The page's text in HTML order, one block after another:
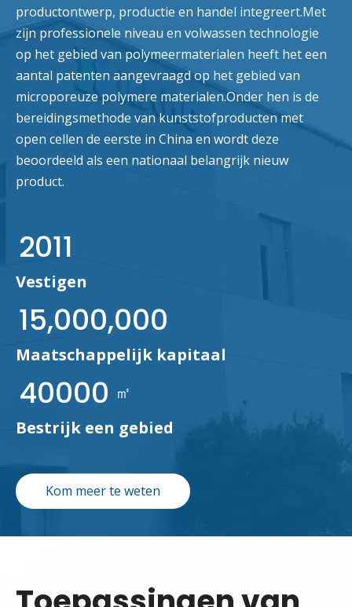
productontwerp, productie en handel integreert.Met
zijn professionele niveau en volwassen technologie
op het gebied van polymeermaterialen heeft het een
aantal patenten aangevraagd op het gebied van
microporeuze polymere materialen.Onder hen is de
bereidingsmethode van kunststofproducten met
open cellen de eerste in China en wordt deze
beoordeeld als een nationaal belangrijk nieuw
product.
2011
Vestigen
15,000,000
Maatschappelijk kapitaal
40000 ㎡
Bestrijk een gebied
Kom meer te weten